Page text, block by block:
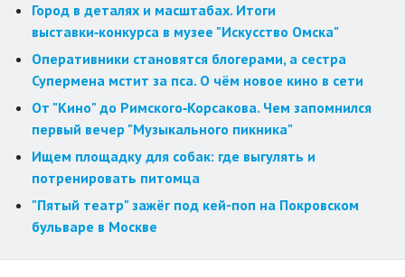
Город в деталях и масштабах. Итоги
выставки‑конкурса в музее "Искусство Омска"
Оперативники становятся блогерами, а сестра
Супермена мстит за пса. О чём новое кино в сети
От "Кино" до Римского‑Корсакова. Чем запомнился
первый вечер "Музыкального пикника"
Ищем площадку для собак: где выгулять и
потренировать питомца
"Пятый театр" зажёг под кей-поп на Покровском
бульваре в Москве